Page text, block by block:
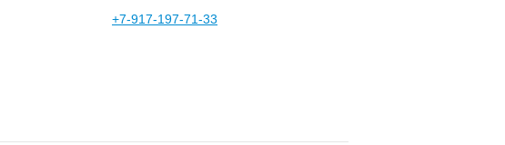
+7-917-197-71-33